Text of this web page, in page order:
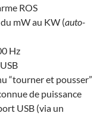
ROS
mW au KW (auto-
Hz
“tourner et pousser”
de puissance
USB (via un